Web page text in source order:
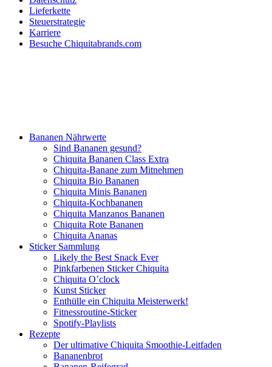
Lieferkette
Steuerstrategie
Karriere
Besuche Chiquitabrands.com
Bananen Nährwerte
Sind Bananen gesund?
Chiquita Bananen Class Extra
Chiquita-Banane zum Mitnehmen
Chiquita Bio Bananen
Chiquita Minis Bananen
Chiquita-Kochbananen
Chiquita Manzanos Bananen
Chiquita Rote Bananen
Chiquita Ananas
Sticker Sammlung
Likely the Best Snack Ever
Pinkfarbenen Sticker Chiquita
Chiquita O’clock
Kunst Sticker
Enthülle ein Chiquita Meisterwerk!
Fitnessroutine-Sticker
Spotify-Playlists
Rezepte
Der ultimative Chiquita Smoothie-Leitfaden
Bananenbrot